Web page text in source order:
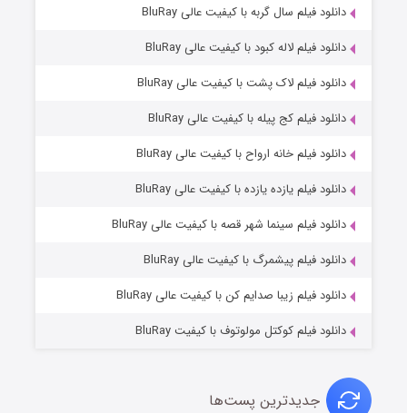
قسمت۷ (زیرنویس) منتشر شد دانلود فیلم سال گربه با کیفیت عالی BluRay
دانلود فیلم لاله کبود با کیفیت عالی BluRay
دانلود فیلم لاک پشت با کیفیت عالی BluRay
دانلود فیلم کج‌ پیله با کیفیت عالی BluRay
دانلود فیلم خانه ارواح با کیفیت عالی BluRay
دانلود فیلم یازده یازده با کیفیت عالی BluRay
دانلود فیلم سینما شهر قصه با کیفیت عالی BluRay
دانلود فیلم پیشمرگ با کیفیت عالی BluRay
دانلود فیلم زیبا صدایم کن با کیفیت عالی BluRay
دانلود فیلم کوکتل مولوتوف با کیفیت BluRay
جدیدترین پست‌ها